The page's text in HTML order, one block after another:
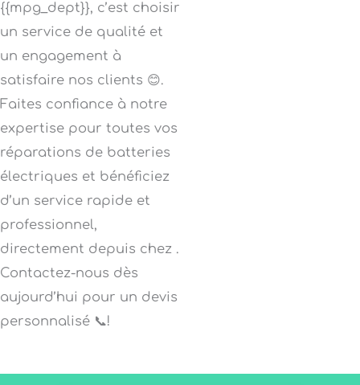
{{mpg_dept}}, c’est choisir
un service de qualité et
un engagement à
satisfaire nos clients 😊.
Faites confiance à notre
expertise pour toutes vos
réparations de batteries
électriques et bénéficiez
d’un service rapide et
professionnel,
directement depuis chez .
Contactez-nous dès
aujourd’hui pour un devis
personnalisé 📞!